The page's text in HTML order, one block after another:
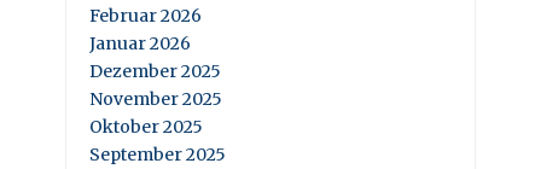
Februar 2026
Januar 2026
Dezember 2025
November 2025
Oktober 2025
September 2025